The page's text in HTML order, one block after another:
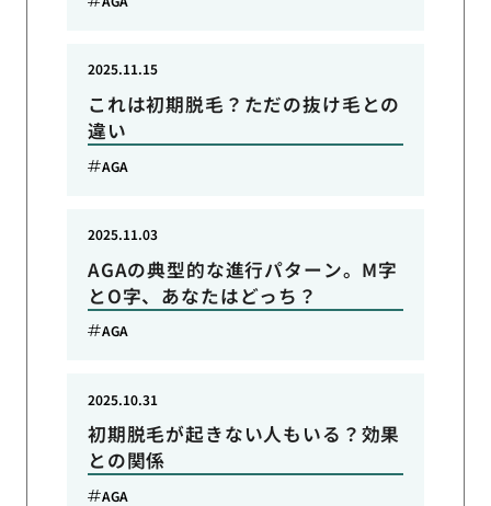
これは初期脱毛？ただの抜け毛との
違い
2025.11.15
AGA
AGAの典型的な進行パターン。M字
とO字、あなたはどっち？
2025.11.03
AGA
初期脱毛が起きない人もいる？効果
との関係
2025.10.31
AGA